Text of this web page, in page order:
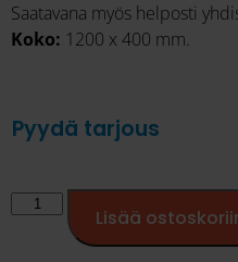
Saatavana myös helposti
Koko: 1200 x 400 mm.
Pyydä tarjous
Lisää